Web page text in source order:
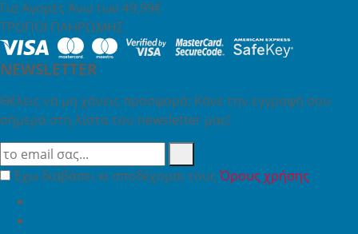
Για Αγορές Άνω των 49,99€
ΤΡΟΠΟΙ ΠΛΗΡΩΜΗΣ
NEWSLETTER
Θέλεις να μη χάνεις προσφορά; Κάνε την εγγραφή σου
σήμερα στη λίστα του newsletter μας!
Έχω διαβάσει κι αποδέχομαι τουςΌρους χρήσης